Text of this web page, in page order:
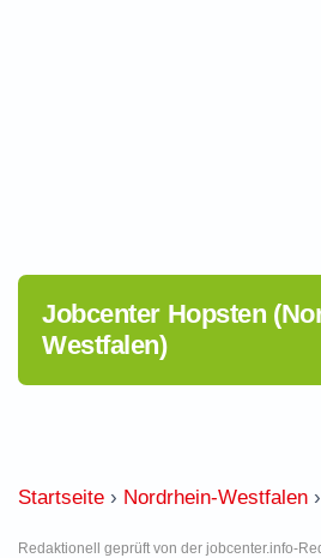
Jobcenter Hopsten
Westfalen)
Startseite › Nordrhein-Westfalen ›
Redaktionell geprüft von der jobcenter.info-